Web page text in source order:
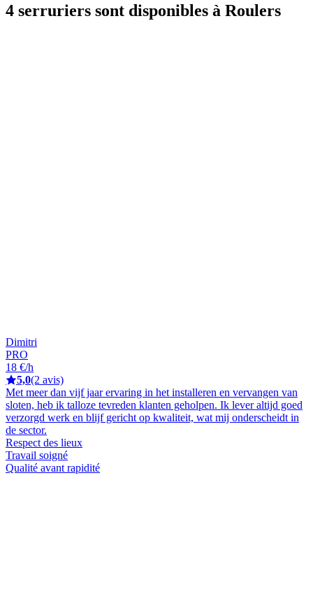
4 serruriers sont disponibles à Roulers
Dimitri
PRO
18 €/h
5,0(2 avis)
Met meer dan vijf jaar ervaring in het installeren en vervangen van
sloten, heb ik talloze tevreden klanten geholpen. Ik lever altijd goed
verzorgd werk en blijf gericht op kwaliteit, wat mij onderscheidt in
de sector.
Respect des lieux
Travail soigné
Qualité avant rapidité